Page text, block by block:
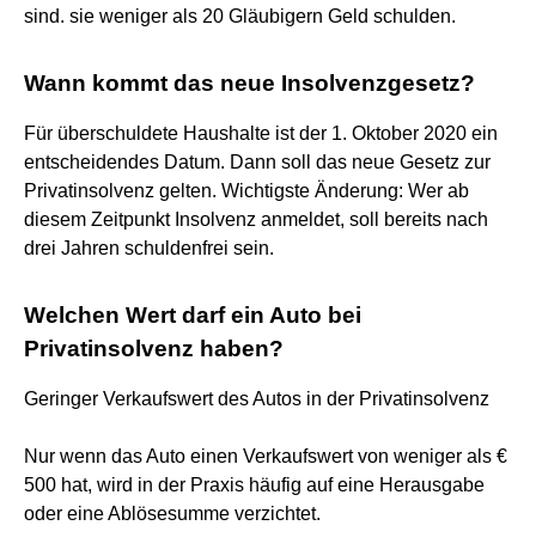
sind. sie weniger als 20 Gläubigern Geld schulden.
Wann kommt das neue Insolvenzgesetz?
Für überschuldete Haushalte ist der 1. Oktober 2020 ein
entscheidendes Datum. Dann soll das neue Gesetz zur
Privatinsolvenz gelten. Wichtigste Änderung: Wer ab
diesem Zeitpunkt Insolvenz anmeldet, soll bereits nach
drei Jahren schuldenfrei sein.
Welchen Wert darf ein Auto bei
Privatinsolvenz haben?
Geringer Verkaufswert des Autos in der Privatinsolvenz
Nur wenn das Auto einen Verkaufswert von weniger als €
500 hat, wird in der Praxis häufig auf eine Herausgabe
oder eine Ablösesumme verzichtet.